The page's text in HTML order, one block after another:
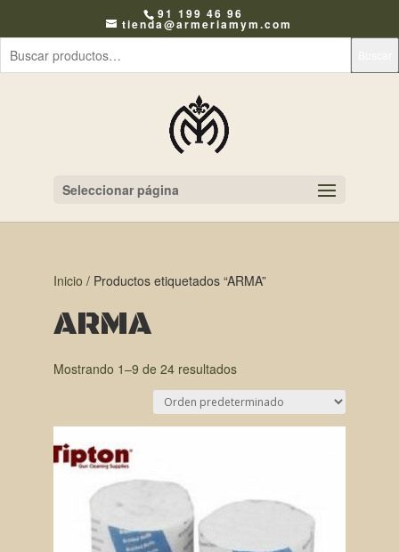
91 199 46 96
tienda@armeriamym.com
Seleccionar página
Inicio / Productos etiquetados “ARMA”
ARMA
Mostrando 1–9 de 24 resultados